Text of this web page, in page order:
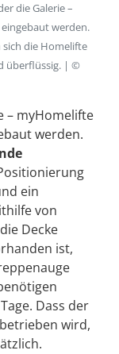
die Galerie –
werden.
die Homelifte
überflüssig. | ©
– myHomelifte
werden.
ein
von
Decke
ist,
Dass der
wird,